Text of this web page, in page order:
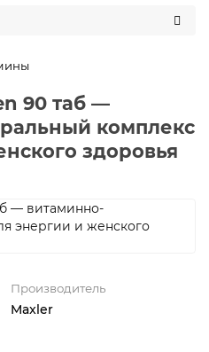
90 таб —
комплекс
здоровья
Производитель
Maxler